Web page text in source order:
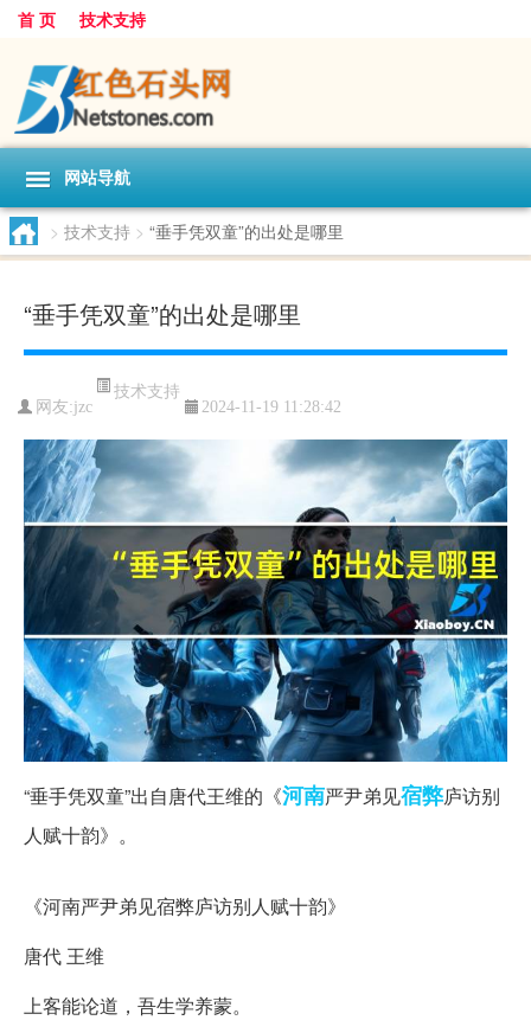
首 页 技术支持
网站导航
> 技术支持 > “垂手凭双童”的出处是哪里
“垂手凭双童”的出处是哪里
网友:jzc
技术支持
2024-11-19 11:28:42
“垂手凭双童”出自唐代王维的《河南严尹弟见宿弊庐访别
人赋十韵》。
《河南严尹弟见宿弊庐访别人赋十韵》
唐代 王维
上客能论道，吾生学养蒙。